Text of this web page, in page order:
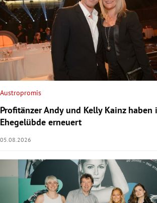
Austropromis
Profitänzer Andy und Kelly Kainz haben
Ehegelübde erneuert
05.08.2026